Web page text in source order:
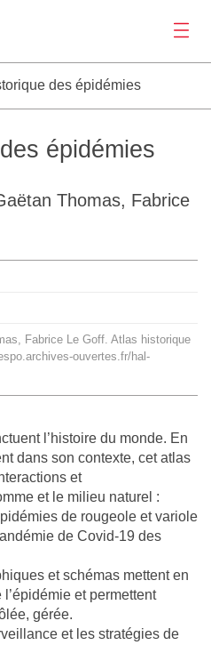
des épidémies
épidémies
Thomas, Fabrice
Fabrice Le Goff. Atlas historique
ouvertes.fr/hal-
l’histoire du monde. En
dans son contexte, cet atlas
et
et le milieu naturel :
de rougeole et variole
de Covid-19 des
et schémas mettent en
et permettent
gérée.
et les stratégies de